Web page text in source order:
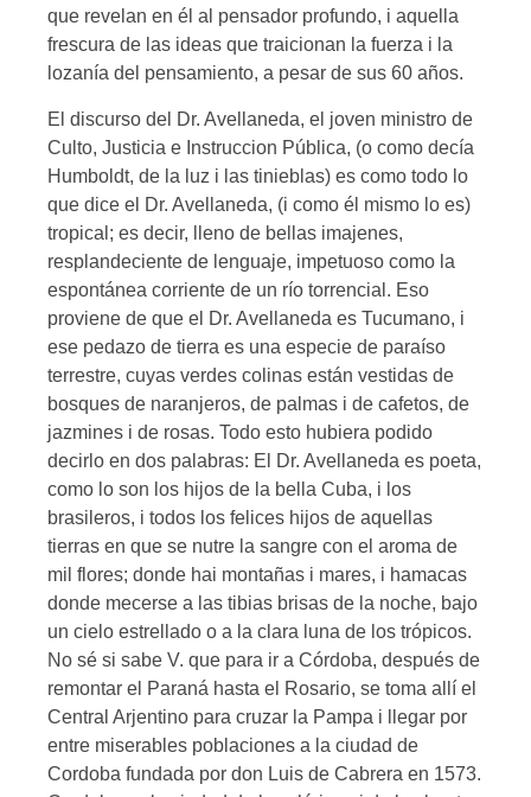
que revelan en él al pensador profundo, i aquella
frescura de las ideas que traicionan la fuerza i la
lozanía del pensamiento, a pesar de sus 60 años.
El discurso del Dr. Avellaneda, el joven ministro de
Culto, Justicia e Instruccion Pública, (o como decía
Humboldt, de la luz i las tinieblas) es como todo lo
que dice el Dr. Avellaneda, (i como él mismo lo es)
tropical; es decir, lleno de bellas imajenes,
resplandeciente de lenguaje, impetuoso como la
espontánea corriente de un río torrencial. Eso
proviene de que el Dr. Avellaneda es Tucumano, i
ese pedazo de tierra es una especie de paraíso
terrestre, cuyas verdes colinas están vestidas de
bosques de naranjeros, de palmas i de cafetos, de
jazmines i de rosas. Todo esto hubiera podido
decirlo en dos palabras: El Dr. Avellaneda es poeta,
como lo son los hijos de la bella Cuba, i los
brasileros, i todos los felices hijos de aquellas
tierras en que se nutre la sangre con el aroma de
mil flores; donde hai montañas i mares, i hamacas
donde mecerse a las tibias brisas de la noche, bajo
un cielo estrellado o a la clara luna de los trópicos.
No sé si sabe V. que para ir a Córdoba, después de
remontar el Paraná hasta el Rosario, se toma allí el
Central Arjentino para cruzar la Pampa i llegar por
entre miserables poblaciones a la ciudad de
Cordoba fundada por don Luis de Cabrera en 1573.